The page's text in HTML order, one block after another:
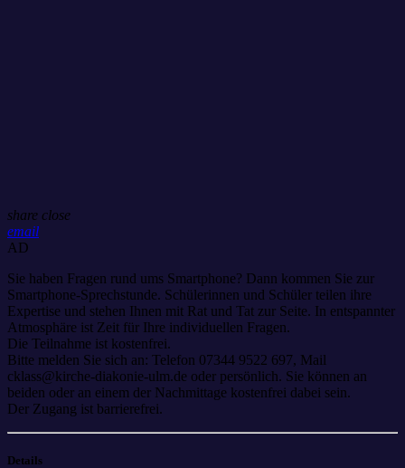
share close
email
AD
Sie haben Fragen rund ums Smartphone? Dann kommen Sie zur
Smartphone-Sprechstunde. Schülerinnen und Schüler teilen ihre
Expertise und stehen Ihnen mit Rat und Tat zur Seite. In entspannter
Atmosphäre ist Zeit für Ihre individuellen Fragen.
Die Teilnahme ist kostenfrei.
Bitte melden Sie sich an: Telefon 07344 9522 697, Mail
cklass@kirche-diakonie-ulm.de oder persönlich. Sie können an
beiden oder an einem der Nachmittage kostenfrei dabei sein.
Der Zugang ist barrierefrei.
Details